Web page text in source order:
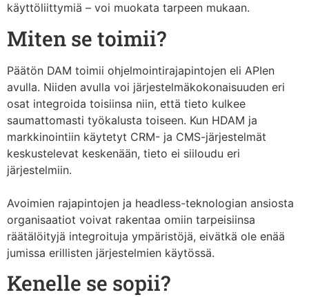
käyttöliittymiä – voi muokata tarpeen mukaan.
Miten se toimii?
Päätön DAM toimii ohjelmointirajapintojen eli APIen
avulla. Niiden avulla voi järjestelmäkokonaisuuden eri
osat integroida toisiinsa niin, että tieto kulkee
saumattomasti työkalusta toiseen. Kun HDAM ja
markkinointiin käytetyt CRM- ja CMS-järjestelmät
keskustelevat keskenään, tieto ei siiloudu eri
järjestelmiin.
Avoimien rajapintojen ja headless-teknologian ansiosta
organisaatiot voivat rakentaa omiin tarpeisiinsa
räätälöityjä integroituja ympäristöjä, eivätkä ole enää
jumissa erillisten järjestelmien käytössä.
Kenelle se sopii?